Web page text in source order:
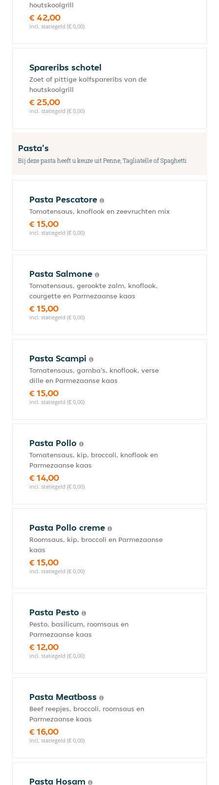
houtskoolgrill
€ 42,00
incl. statiegeld (€ 0,00)
Spareribs schotel
Zoet of pittige kalfspareribs van de
houtskoolgrill
€ 25,00
incl. statiegeld (€ 0,00)
Pasta's
Bij deze pasta heeft u keuze uit Penne, Tagliatelle of Spaghetti
Pasta Pescatore
Tomatensaus, knoflook en zeevruchten mix
€ 15,00
incl. statiegeld (€ 0,00)
Pasta Salmone
Tomatensaus, gerookte zalm, knoflook,
courgette en Parmezaanse kaas
€ 15,00
incl. statiegeld (€ 0,00)
Pasta Scampi
Tomatensaus, gamba's, knoflook, verse
dille en Parmezaanse kaas
€ 15,00
incl. statiegeld (€ 0,00)
Pasta Pollo
Tomatensaus, kip, broccoli, knoflook en
Parmezaanse kaas
€ 14,00
incl. statiegeld (€ 0,00)
Pasta Pollo creme
Roomsaus, kip, broccoli en Parmezaanse
kaas
€ 15,00
incl. statiegeld (€ 0,00)
Pasta Pesto
Pesto, basilicum, roomsaus en
Parmezaanse kaas
€ 12,00
incl. statiegeld (€ 0,00)
Pasta Meatboss
Beef reepjes, broccoli, roomsaus en
Parmezaanse kaas
€ 16,00
incl. statiegeld (€ 0,00)
Pasta Hosam